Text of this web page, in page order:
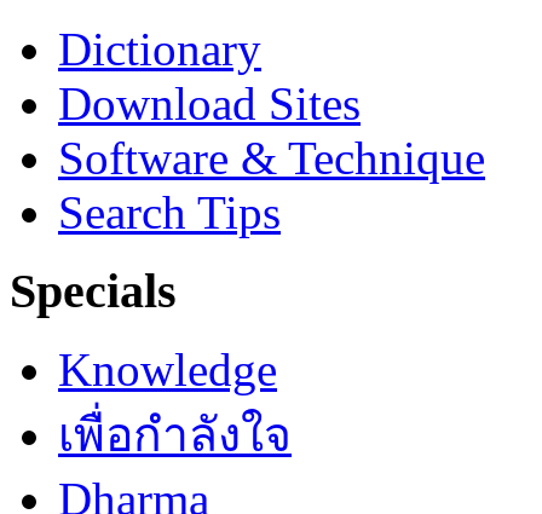
Dictionary
Download Sites
Software & Technique
Search Tips
Specials
Knowledge
เพื่อกำลังใจ
Dharma